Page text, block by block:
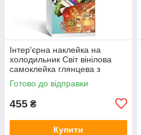
Інтер'єрна наклейка на
холодильник Світ вінілова
самоклейка глянцева з
ламінацією 600х1800 мм
Готово до відправки
455 ₴
Купити